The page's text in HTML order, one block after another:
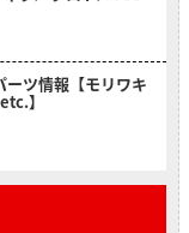
ツ情報【モリワキ
】